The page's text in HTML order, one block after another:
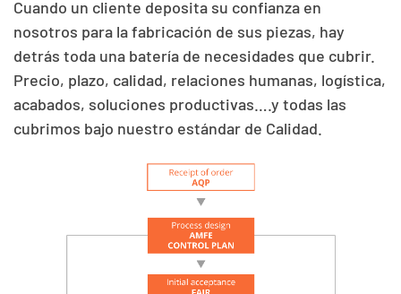
Cuando un cliente deposita su confianza en
nosotros para la fabricación de sus piezas, hay
detrás toda una batería de necesidades que cubrir.
Precio, plazo, calidad, relaciones humanas, logística,
acabados, soluciones productivas….y todas las
cubrimos bajo nuestro estándar de Calidad.